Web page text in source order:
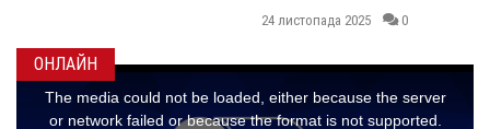
ОНЛАЙН